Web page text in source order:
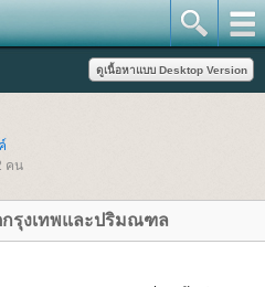
คน
กรุงเทพและปริมณฑล